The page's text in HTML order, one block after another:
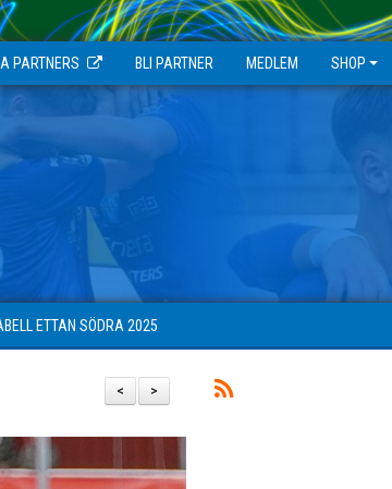
PARTNERS BLI PARTNER MEDLEM SHOP
ETTAN SÖDRA 2025
>
<